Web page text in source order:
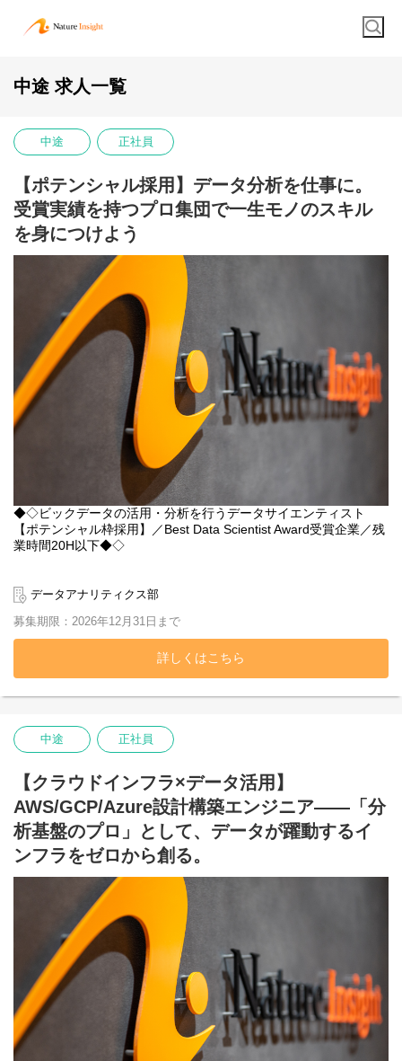
中途 求人一覧
中途 正社員
【ポテンシャル採用】データ分析を仕事に。
受賞実績を持つプロ集団で一生モノのスキル
を身につけよう
◆◇ビックデータの活用・分析を行うデータサイエンティスト
【ポテンシャル枠採用】／Best Data Scientist Award受賞企業／残
業時間20H以下◆◇
長に貢献してまいりました。
これまで培ってきた確かな実績と、大規模データ処理や機械学習
モデルの構築・運用まで一貫して手掛ける技術力で、お客様の多
様なデータ分析ニーズに対応しています。
スと機械学習エンジニアリングを駆使して、お客様のビジネス課
当社の一員として、様々なデータ分析プロジェクトに共に携わっ
ていただける方を募集しております。
■業務内容※変更の範囲：会社の定める業務
【データ分析】
SASやDatabricksなどの分析環境を活用し、データの加工から分
析、そして結果の可視化まで、一連のデータ分析業務を行いま
す。
また、ヒアリングを通じて、お客様が抱えるビジネス課題を特定
し、課題解決に向けた分析を企画・設計・提案します。
【モデルの構築・運用（MLOps）】
私たちは、分析設計から実装・開発、運用まで、一貫したサービ
スを提供しています。
さらに、モデルの実験管理、学習・デプロイの自動化、パフォー
マンス監視などを導入することで、
継続的な改善を実現するMLOpsソリューションも提供していま
す。
【人材育成への貢献】
電気通信大学の「データアントレプレナーフェロープログラム」
データアナリティクス部
募集期限：2026年12月31日まで
詳しくはこちら
中途 正社員
【クラウドインフラ×データ活用】
AWS/GCP/Azure設計構築エンジニア――「分
析基盤のプロ」として、データが躍動するイ
ンフラをゼロから創る。